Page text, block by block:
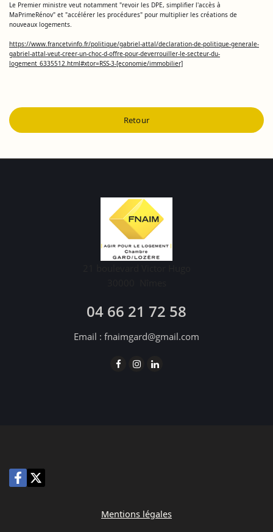
Le Premier ministre veut notamment "revoir les DPE, simplifier l'accès à
MaPrimeRénov" et "accélérer les procédures" pour multiplier les créations de
nouveaux logements.
https://www.francetvinfo.fr/politique/gabriel-attal/declaration-de-politique-generale-
gabriel-attal-veut-creer-un-choc-d-offre-pour-deverrouiller-le-secteur-du-
logement_6335512.html#xtor=RSS-3-[economie/immobilier]
Retour
04 66 21 72 58
Email : fnaimgard@gmail.com
Mentions légales